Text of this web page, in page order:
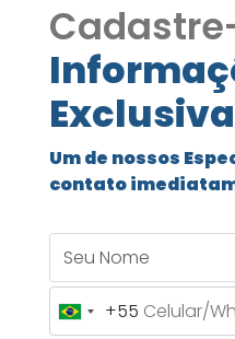
Um de nossos
contato
Brazil+55